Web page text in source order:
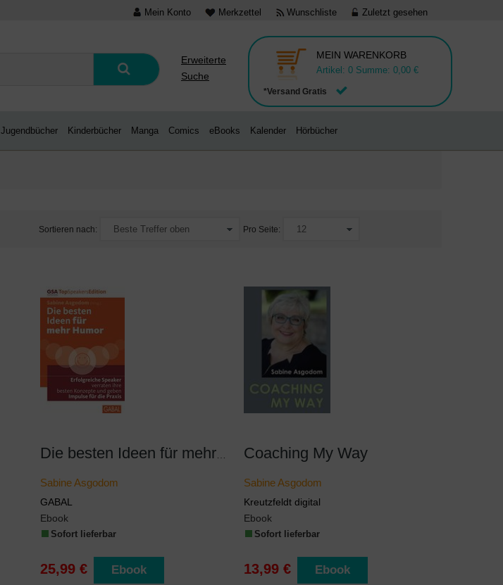
Mein Konto Merkzettel Wunschliste Zuletzt gesehen
Erweiterte
Suche
*Versand Gratis
MEIN WARENKORB
Artikel: 0 Summe: 0,00 €
Jugendbücher Kinderbücher Manga Comics eBooks Kalender Hörbücher
Sortieren nach: Pro Seite:
Die besten Ideen für mehr Humor
Sabine Asgodom
GABAL
Ebook
Sofort lieferbar
25,99 € Ebook
Coaching My Way
Sabine Asgodom
Kreutzfeldt digital
Ebook
Sofort lieferbar
13,99 € Ebook